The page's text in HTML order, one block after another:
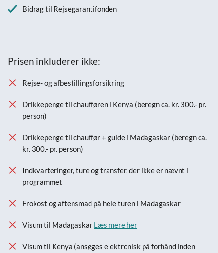
Bidrag til Rejsegarantifonden
Prisen inkluderer ikke:
Rejse- og afbestillingsforsikring
Drikkepenge til chaufføren i Kenya (beregn ca. kr. 300.- pr.
person)
Drikkepenge til chauffør + guide i Madagaskar (beregn ca.
kr. 300.- pr. person)
Indkvarteringer, ture og transfer, der ikke er nævnt i
programmet
Frokost og aftensmad på hele turen i Madagaskar
Visum til Madagaskar Læs mere her
Visum til Kenya (ansøges elektronisk på forhånd inden